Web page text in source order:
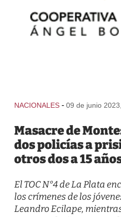
NACIONALES - 09 de junio
Masacre de
dos policías a
otros dos a 15
El TOC N°4 de La Plata
los crímenes de los
Leandro Ecilape,